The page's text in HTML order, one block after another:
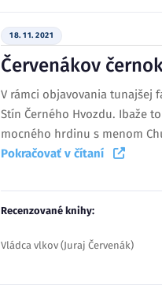
18. 11. 2021
Červenákov
V rámci objavovania tunajšej
Stín Černého Hvozdu. Ibaže
mocného hrdinu s menom
Pokračovať v čítaní
Recenzované knihy:
Vládca vlkov (Juraj Červenák)